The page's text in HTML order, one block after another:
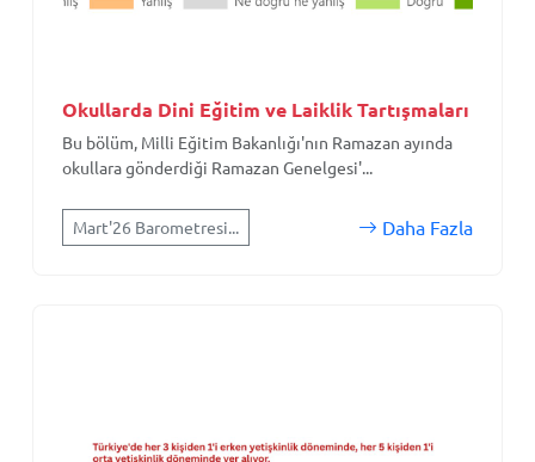
Okullarda Dini Eğitim ve Laiklik Tartışmaları
Bu bölüm, Milli Eğitim Bakanlığı'nın Ramazan ayında
okullara gönderdiği Ramazan Genelgesi'...
Mart'26 Barometresi... Daha Fazla